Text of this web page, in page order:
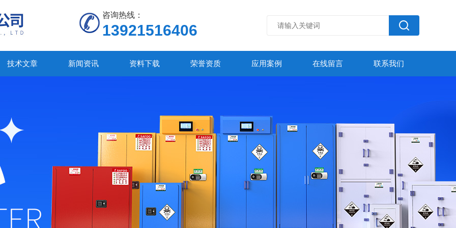
咨询热线：
13921516406
技术文章 新闻资讯 资料下载 荣誉资质 应用案例 在线留言 联系我们